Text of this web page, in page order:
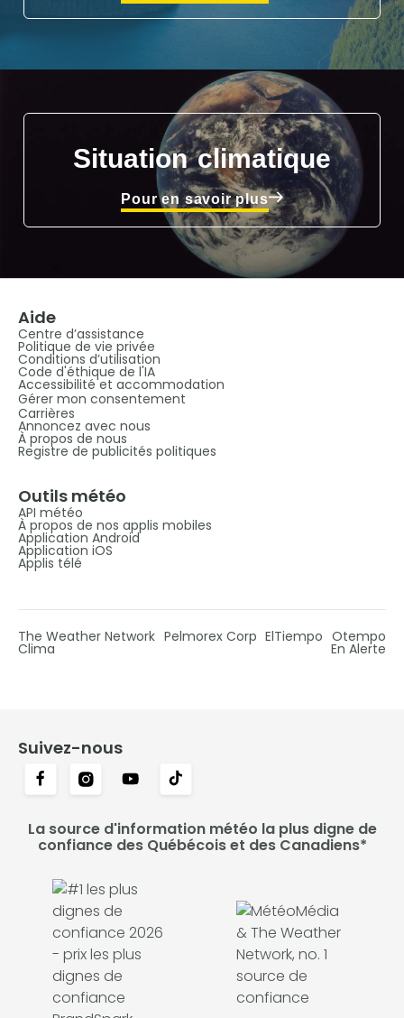
Situation climatique
Pour en savoir plus
Aide
Centre d’assistance
Politique de vie privée
Conditions d’utilisation
Code d'éthique de l'IA
Accessibilité et accommodation
Gérer mon consentement
Carrières
Annoncez avec nous
À propos de nous
Registre de publicités politiques
Outils météo
API météo
À propos de nos applis mobiles
Application Android
Application iOS
Applis télé
The Weather Network Pelmorex Corp ElTiempo Otempo
Clima En Alerte
Suivez-nous
La source d'information météo la plus digne de
confiance des Québécois et des Canadiens*